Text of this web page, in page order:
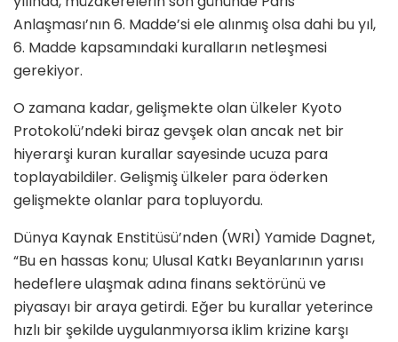
Anlaşması’nın 6. Madde’si ele alınmış olsa dahi bu yıl,
6. Madde kapsamındaki kuralların netleşmesi
gerekiyor.
O zamana kadar, gelişmekte olan ülkeler Kyoto
Protokolü’ndeki biraz gevşek olan ancak net bir
hiyerarşi kuran kurallar sayesinde ucuza para
toplayabildiler. Gelişmiş ülkeler para öderken
gelişmekte olanlar para topluyordu.
Dünya Kaynak Enstitüsü’nden (WRI) Yamide Dagnet,
“Bu en hassas konu; Ulusal Katkı Beyanlarının yarısı
hedeflere ulaşmak adına finans sektörünü ve
piyasayı bir araya getirdi. Eğer bu kurallar yeterince
hızlı bir şekilde uygulanmıyorsa iklim krizine karşı